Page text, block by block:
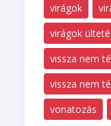
virágok
virágok
vissza nem
vissza nem
vonatozás